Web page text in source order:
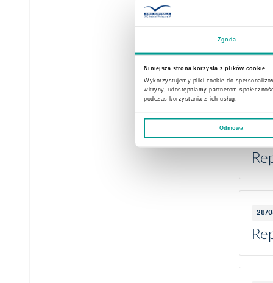
Zgoda
Niniejsza strona korzysta z plików cookie
Wykorzystujemy pliki cookie do
witryny, udostępniamy partnerom
podczas korzystania z ich usług.
Odmowa
Corporate documents
30/
28/